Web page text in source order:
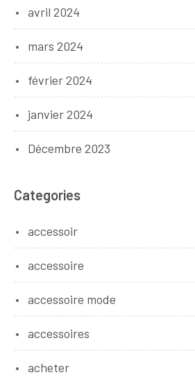
avril 2024
mars 2024
février 2024
janvier 2024
Décembre 2023
Categories
accessoir
accessoire
accessoire mode
accessoires
acheter